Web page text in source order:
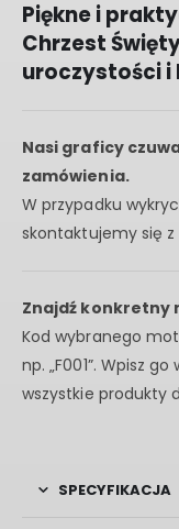
Piękne i
Chrzest
uroczystości i
Nasi graficy
zamówienia.
W przypadku
skontaktujemy się z
Znajdź konkretny
Kod wybranego
np. „F001”. Wpisz
wszystkie produkty
SPECYFIKACJA